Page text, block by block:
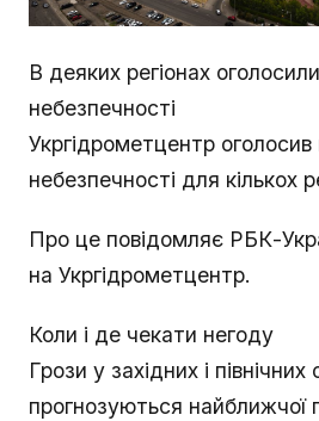
В деяких регіонах
небезпечності
Укргідрометцентр
небезпечності для кількох
Про це повідомляє РБК-
на Укргідрометцентр.
Коли і де чекати негоду
Грози у західних і
прогнозуються найближчої